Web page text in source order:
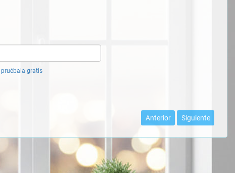
pruébala gratis
Anterior Siguiente